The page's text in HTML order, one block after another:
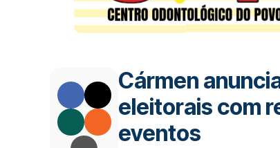
Cármen
eleitorais com
eventos